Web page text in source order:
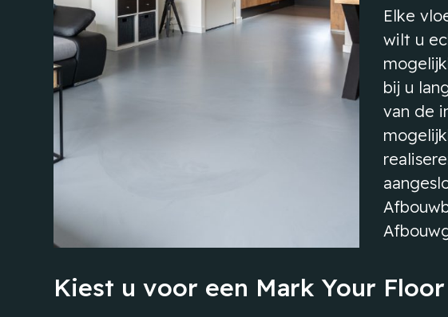
Elke
wilt u
bij u
van de
Kiest u voor een Mark Your